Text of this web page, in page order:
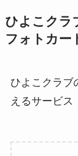
ひよこクラ
フォトカー
ひよこクラブ
えるサービス